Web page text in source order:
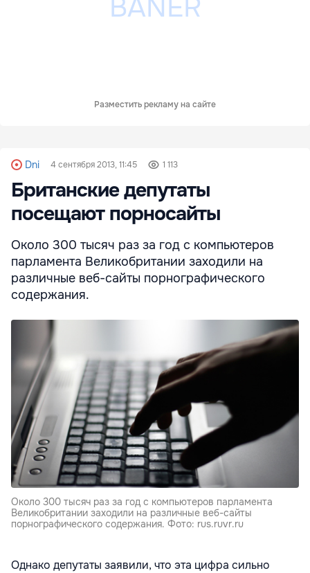
Разместить рекламу на сайте
Dni 4 сентября 2013, 11:45 1 113
Британские депутаты
посещают порносайты
Около 300 тысяч раз за год с компьютеров
парламента Великобритании заходили на
различные веб-сайты порнографического
содержания.
Около 300 тысяч раз за год с компьютеров парламента
Великобритании заходили на различные веб-сайты
порнографического содержания. Фото: rus.ruvr.ru
Однако депутаты заявили, что эта цифра сильно